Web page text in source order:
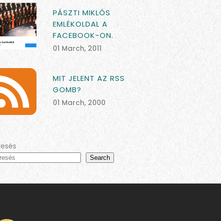
PÁSZTI MIKLÓS
EMLÉKOLDAL A
FACEBOOK-ON.
01 March, 2011
MIT JELENT AZ RSS
GOMB?
01 March, 2000
Search